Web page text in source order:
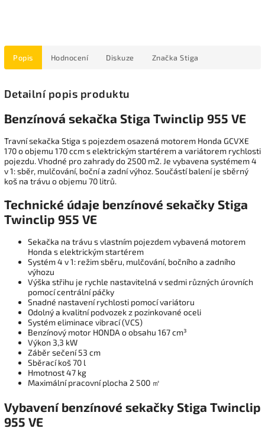
Popis Hodnocení Diskuze Značka Stiga
Detailní popis produktu
Benzínová sekačka Stiga Twinclip 955 VE
Travní sekačka Stiga s pojezdem osazená motorem Honda GCVXE
170 o objemu 170 ccm s elektrickým startérem a variátorem rychlosti
pojezdu. Vhodné pro zahrady do 2500 m2. Je vybavena systémem 4
v 1: sběr, mulčování, boční a zadní výhoz. Součástí balení je sběrný
koš na trávu o objemu 70 litrů.
Technické údaje benzínové sekačky Stiga
Twinclip 955 VE
Sekačka na trávu s vlastním pojezdem vybavená motorem
Honda s elektrickým startérem
Systém 4 v 1: režim sběru, mulčování, bočního a zadního
výhozu
Výška střihu je rychle nastavitelná v sedmi různých úrovních
pomocí centrální páčky
Snadné nastavení rychlosti pomocí variátoru
Odolný a kvalitní podvozek z pozinkované oceli
Systém eliminace vibrací (VCS)
Benzínový motor HONDA o obsahu 167 cm³
Výkon 3,3 kW
Záběr sečení 53 cm
Sběrací koš 70 l
Hmotnost 47 kg
Maximální pracovní plocha 2 500 ㎡
Vybavení benzínové sekačky Stiga Twinclip
955 VE